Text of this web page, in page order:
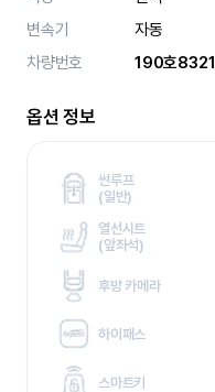
변속기
자동
차량번호
190호8321
옵션 정보
썬루프
(일반)
열선시트
(앞좌석)
후방 카메라
하이패스
스마트키